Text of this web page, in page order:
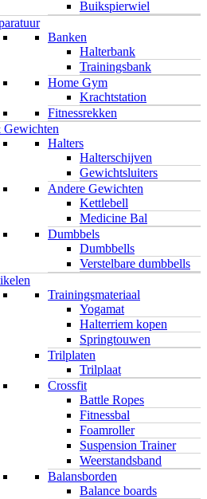
Buikspierwiel
Banken
Halterbank
Trainingsbank
Home Gym
Krachtstation
Fitnessrekken
Gewichten
Halters
Halterschijven
Gewichtsluiters
Andere Gewichten
Kettlebell
Medicine Bal
Dumbbels
Dumbbells
Verstelbare dumbbells
Trainingsmateriaal
Yogamat
Halterriem kopen
Springtouwen
Trilplaten
Trilplaat
Crossfit
Battle Ropes
Fitnessbal
Foamroller
Suspension Trainer
Weerstandsband
Balansborden
Balance boards